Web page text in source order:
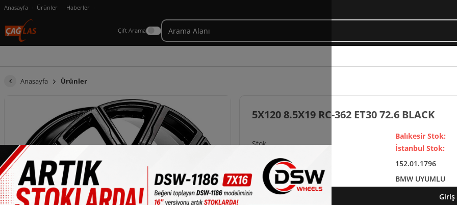
Anasayfa Ürünler Haberler
Çift Arama
Anasayfa Ürünler
152.01.1796
5X120 8.5X19 RC-362 ET30 72.6 BLACK
BMW UYUMLU
Balıkesir Stok:
İstanbul Stok:
Giriş
×